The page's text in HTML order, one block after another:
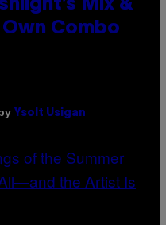
Mix &
Combo
Ysolt Usigan